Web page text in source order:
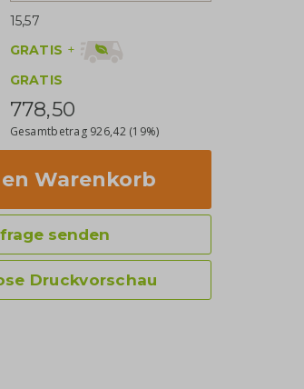
15,57
GRATIS +
GRATIS
778,50
Gesamtbetrag 926,42 (19%)
Warenkorb
senden
Druckvorschau